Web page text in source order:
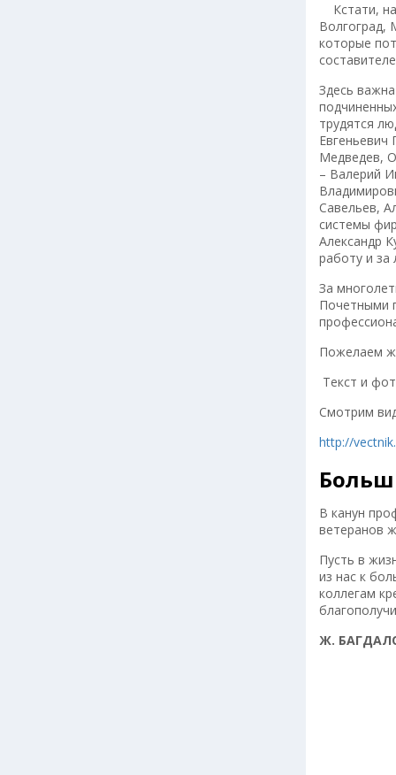
Кстати,
Волгоград,
которые
Здесь
трудятся
Медведев,
– Валерий
Савельев,
системы
Александр
работу и за
За
Почетными
Пожелаем
Текст и
Смотрим
http://
В канун
ветеранов
Пусть в
из нас к
коллегам
Ж.